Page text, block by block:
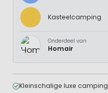
Kasteelcamping
Onderdeel van
Homair
Kleinschalige luxe camping